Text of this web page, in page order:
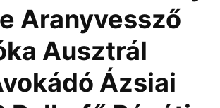
Aranyvessző
Ausztrál
Ázsiai